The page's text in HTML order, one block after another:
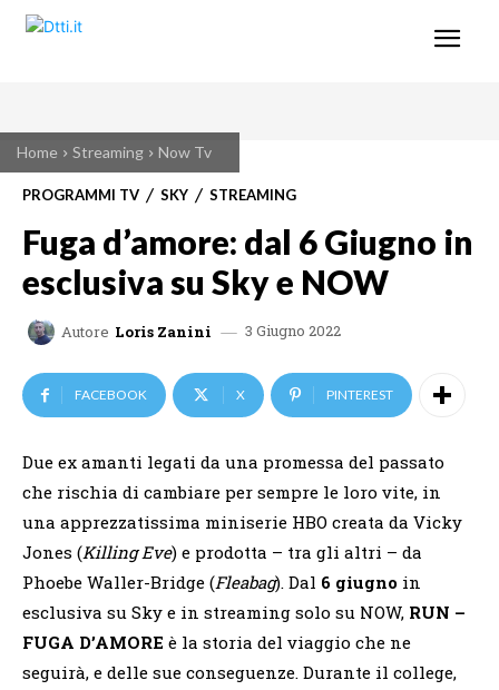
Home Streaming Now Tv
PROGRAMMI TV SKY STREAMING
Fuga d’amore: dal 6 Giugno in
esclusiva su Sky e NOW
Autore Loris Zanini 3 Giugno 2022
FACEBOOK X PINTEREST
Due ex amanti legati da una promessa del passato
che rischia di cambiare per sempre le loro vite, in
una apprezzatissima miniserie HBO creata da Vicky
Jones (Killing Eve) e prodotta – tra gli altri – da
Phoebe Waller-Bridge (Fleabag). Dal 6 giugno in
esclusiva su Sky e in streaming solo su NOW, RUN –
FUGA D’AMORE è la storia del viaggio che ne
seguirà, e delle sue conseguenze. Durante il college,